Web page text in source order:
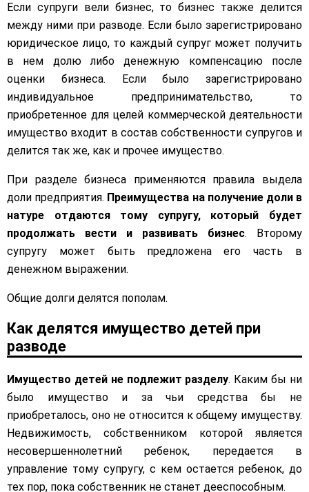
Если супруги вели бизнес, то бизнес также делится
между ними при разводе. Если было зарегистрировано
юридическое лицо, то каждый супруг может получить
в нем долю либо денежную компенсацию после
оценки бизнеса. Если было зарегистрировано
индивидуальное предпринимательство, то
приобретенное для целей коммерческой деятельности
имущество входит в состав собственности супругов и
делится так же, как и прочее имущество.
При разделе бизнеса применяются правила выдела
доли предприятия. Преимущества на получение доли в
натуре отдаются тому супругу, который будет
продолжать вести и развивать бизнес. Второму
супругу может быть предложена его часть в
денежном выражении.
Общие долги делятся пополам.
Как делятся имущество детей при
разводе
Имущество детей не подлежит разделу. Каким бы ни
было имущество и за чьи средства бы не
приобреталось, оно не относится к общему имуществу.
Недвижимость, собственником которой является
несовершеннолетний ребенок, передается в
управление тому супругу, с кем остается ребенок, до
тех пор, пока собственник не станет дееспособным.